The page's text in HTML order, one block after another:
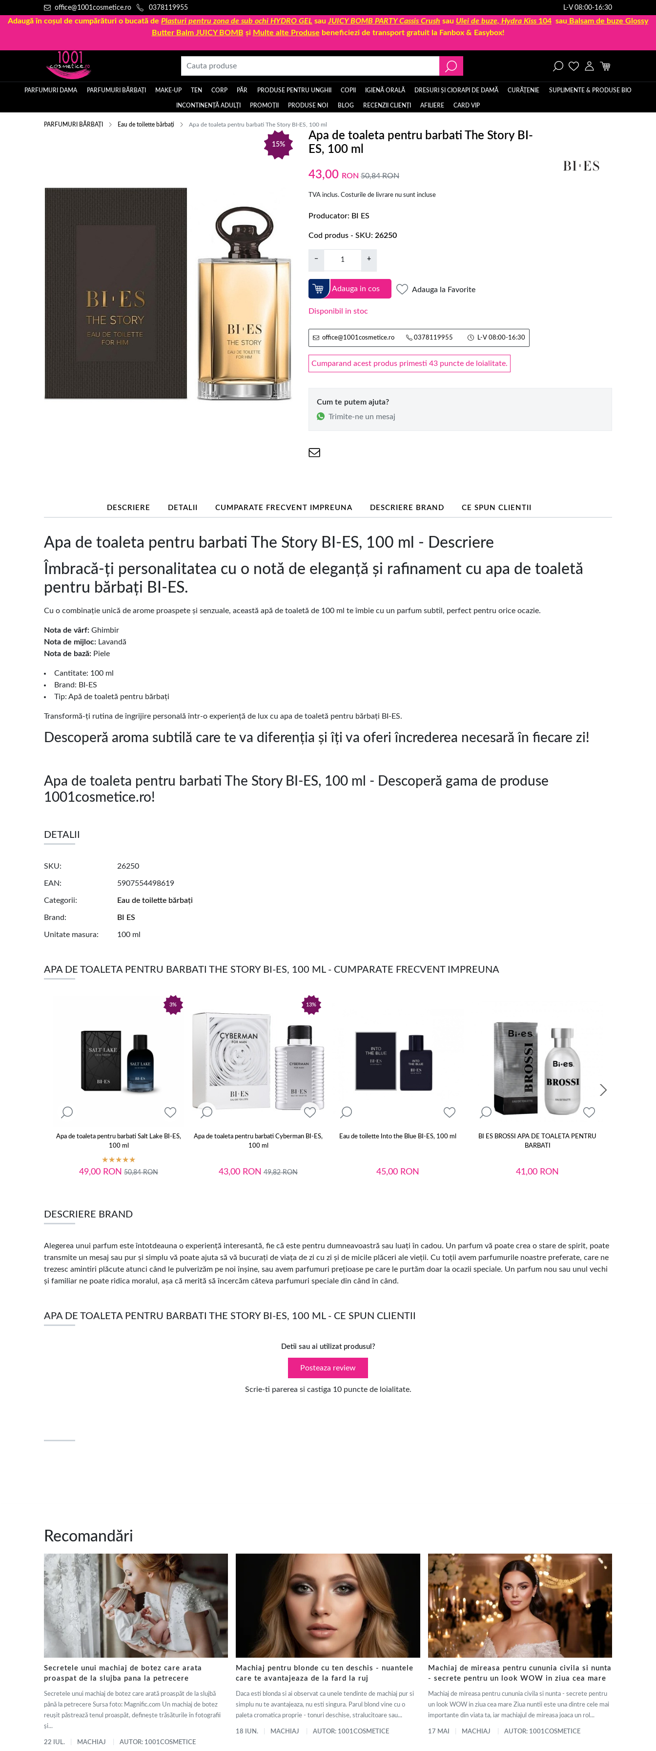
office@1001cosmetice.ro 0378119955 L-V 08:00-16:30
Adaugă în coșul de cumpărături o bucată de Plasturi pentru zona de sub ochi HYDRO GEL sau JUICY BOMB PARTY Cassis Crush sau Ulei de buze, Hydra Kiss 104 sau Balsam de buze Glossy
Butter Balm JUICY BOMB și Multe alte Produse beneficiezi de transport gratuit la Fanbox & Easybox!
PARFUMURI DAMA PARFUMURI BĂRBAȚI MAKE-UP TEN CORP PĂR PRODUSE PENTRU UNGHII COPII IGIENĂ ORALĂ DRESURI ȘI CIORAPI DE DAMĂ CURĂȚENIE SUPLIMENTE & PRODUSE BIO
INCONTINENȚĂ ADULȚI PROMOȚII PRODUSE NOI BLOG RECENZII CLIENȚI AFILIERE CARD VIP
PARFUMURI BĂRBAȚI Eau de toilette bărbați Apa de toaleta pentru barbati The Story BI-ES, 100 ml
15%
Apa de toaleta pentru barbati The Story BI-
ES, 100 ml
43,00 RON 50,84RON
TVA inclus. Costurile de livrare nu sunt incluse
Producator BI ES
Cod produs - SKU 26250
− +
Adauga in cos Adauga la Favorite
Disponibil in stoc
office@1001cosmetice.ro 0378119955 L-V 08:00-16:30
Cumparand acest produs primesti 43 puncte de loialitate.
Cum te putem ajuta?
Trimite-ne un mesaj
DESCRIERE DETALII CUMPARATE FRECVENT IMPREUNA DESCRIERE BRAND CE SPUN CLIENTII
Apa de toaleta pentru barbati The Story BI-ES, 100 ml - Descriere
Îmbracă-ți personalitatea cu o notă de eleganță și rafinament cu apa de toaletă
pentru bărbați BI-ES.
Cu o combinație unică de arome proaspete și senzuale, această apă de toaletă de 100 ml te îmbie cu un parfum subtil, perfect pentru orice ocazie.
Nota de vârf: Ghimbir
Nota de mijloc: Lavandă
Nota de bază: Piele
Cantitate: 100 ml
Brand: BI-ES
Tip: Apă de toaletă pentru bărbați
Transformă-ți rutina de îngrijire personală într-o experiență de lux cu apa de toaletă pentru bărbați BI-ES.
Descoperă aroma subtilă care te va diferenția și îți va oferi încrederea necesară în fiecare zi!
Apa de toaleta pentru barbati The Story BI-ES, 100 ml - Descoperă gama de produse
1001cosmetice.ro!
DETALII
SKU 26250
EAN 5907554498619
Categorii Eau de toilette bărbați
Brand BI ES
Unitate masura 100 ml
APA DE TOALETA PENTRU BARBATI THE STORY BI-ES, 100 ML - CUMPARATE FRECVENT IMPREUNA
3%
Apa de toaleta pentru barbati Salt Lake BI-ES,
100 ml
49,00 RON 50,84RON
13%
Apa de toaleta pentru barbati Cyberman BI-ES,
100 ml
43,00 RON 49,82RON
Eau de toilette Into the Blue BI-ES, 100 ml
45,00 RON
BI ES BROSSI APA DE TOALETA PENTRU
BARBATI
41,00 RON
DESCRIERE BRAND
Alegerea unui parfum este întotdeauna o experiență interesantă, fie că este pentru dumneavoastră sau luați în cadou. Un parfum vă poate crea o stare de spirit, poate
transmite un mesaj sau pur și simplu vă poate ajuta să vă bucurați de viața de zi cu zi și de micile plăceri ale vieții. Cu toții avem parfumurile noastre preferate, care ne
trezesc amintiri plăcute atunci când le pulverizăm pe noi înșine, sau avem parfumuri prețioase pe care le purtăm doar la ocazii speciale. Un parfum nou sau unul vechi
și familiar ne poate ridica moralul, așa că merită să încercăm câteva parfumuri speciale din când în când.
APA DE TOALETA PENTRU BARBATI THE STORY BI-ES, 100 ML - CE SPUN CLIENTII
Detii sau ai utilizat produsul?
Posteaza review
Scrie-ti parerea si castiga 10 puncte de loialitate.
Recomandări
Secretele unui machiaj de botez care arata
proaspat de la slujba pana la petrecere
Secretele unui machiaj de botez care arată proaspăt de la slujbă
până la petrecere Sursa foto: Magnific.com Un machiaj de botez
reușit păstrează tenul proaspăt, definește trăsăturile în fotografii
și...
22 IUL. MACHIAJ AUTOR: 1001COSMETICE
Machiaj pentru blonde cu ten deschis - nuantele
care te avantajeaza de la fard la ruj
Daca esti blonda si ai observat ca unele tendinte de machiaj pur si
simplu nu te avantajeaza, nu esti singura. Parul blond vine cu o
paleta cromatica proprie - tonuri deschise, stralucitoare sau...
18 IUN. MACHIAJ AUTOR: 1001COSMETICE
Machiaj de mireasa pentru cununia civila si nunta
- secrete pentru un look WOW in ziua cea mare
Machiaj de mireasa pentru cununia civila si nunta - secrete pentru
un look WOW in ziua cea mare Ziua nuntii este una dintre cele mai
importante din viata ta, iar machiajul de mireasa joaca un rol...
17 MAI MACHIAJ AUTOR: 1001COSMETICE